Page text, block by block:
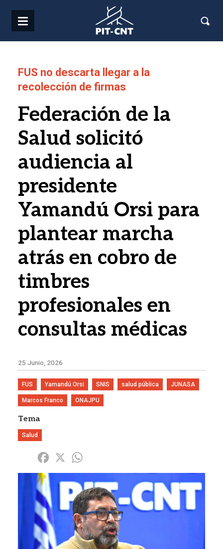
FUS no descarta llegar a la
recolección de firmas
Federación de la
Salud solicitó
audiencia al
presidente
Yamandú Orsi para
plantear marcha
atrás en cobro de
timbres
profesionales en
consultas médicas
25 Junio, 2026
FUS Yamandú Orsi SNIS salud pública JUNASA
Marcos Franco ONAJPU
Tema
Salud
Share Facebook
X
Imagen